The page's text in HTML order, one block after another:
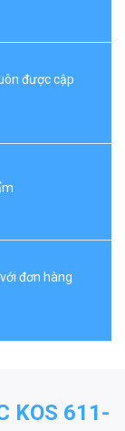
được cập
đơn hàng
KOS 611-